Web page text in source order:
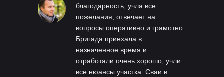
благодарность, учла все
пожелания, отвечает на
вопросы оперативно и грамотно.
Бригада приехала в
назначенное время и
отработали очень хорошо, учли
все нюансы участка. Сваи в